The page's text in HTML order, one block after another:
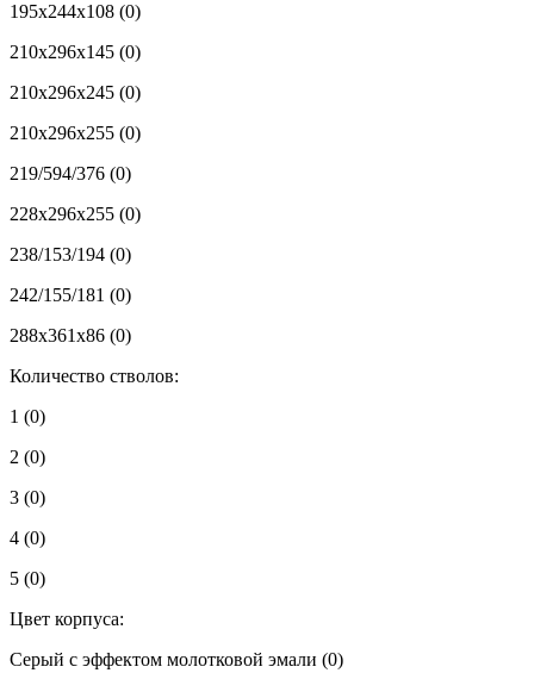
195x244x108 (0)
210x296x145 (0)
210x296x245 (0)
210x296x255 (0)
219/594/376 (0)
228x296x255 (0)
238/153/194 (0)
242/155/181 (0)
288х361х86 (0)
Количество стволов:
1 (0)
2 (0)
3 (0)
4 (0)
5 (0)
Цвет корпуса:
Cерый с эффектом молотковой эмали (0)